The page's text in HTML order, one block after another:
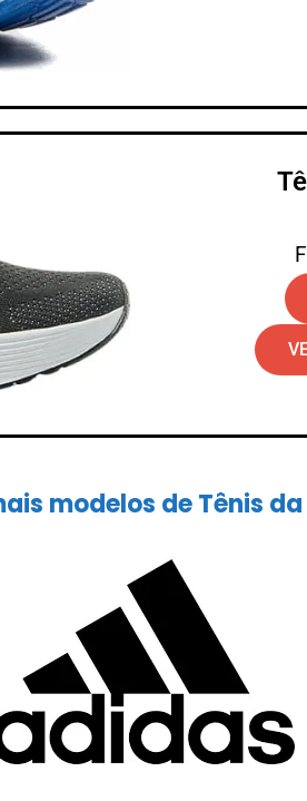
modelos de Tênis da